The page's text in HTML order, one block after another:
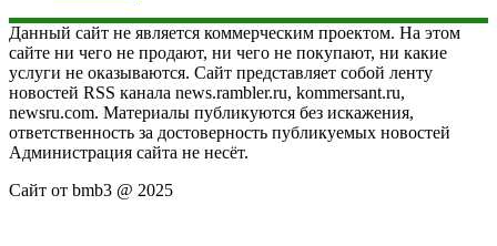
Данный сайт не является коммерческим проектом. На этом
сайте ни чего не продают, ни чего не покупают, ни какие
услуги не оказываются. Сайт представляет собой ленту
новостей RSS канала news.rambler.ru, kommersant.ru,
newsru.com. Материалы публикуются без искажения,
ответственность за достоверность публикуемых новостей
Администрация сайта не несёт.
Сайт от bmb3 @ 2025